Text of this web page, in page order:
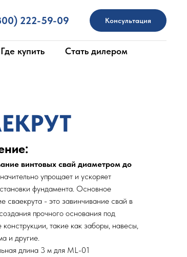
222-59-09 Консультация
Где купить
Стать дилером
винтовых свай диаметром до
упрощает и ускоряет
фундамента. Основное
сваекрута - это завинчивание свай в
прочного основания под
конструкции, такие как заборы, навесы,
и другие.
длина 3 м для ML-01